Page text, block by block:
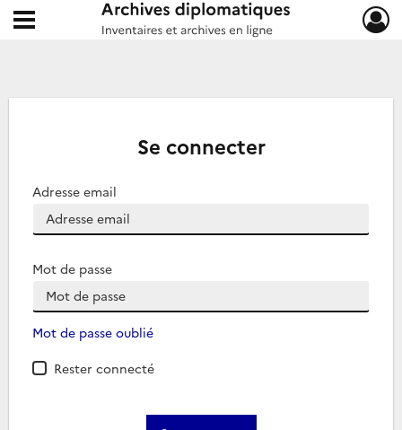
Archives diplomatiques
Ouvrir le menu déroulant
Se connecter
Adresse email
Mot de passe
Mot de passe oublié
Rester connecté